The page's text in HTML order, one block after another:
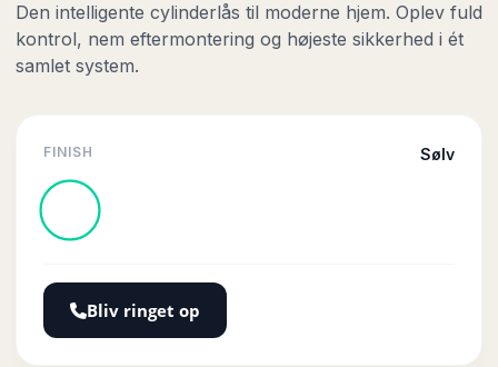
Den intelligente cylinderlås til moderne hjem. Oplev fuld
kontrol, nem eftermontering og højeste sikkerhed i ét
samlet system.
FINISH Sølv
Bliv ringet op